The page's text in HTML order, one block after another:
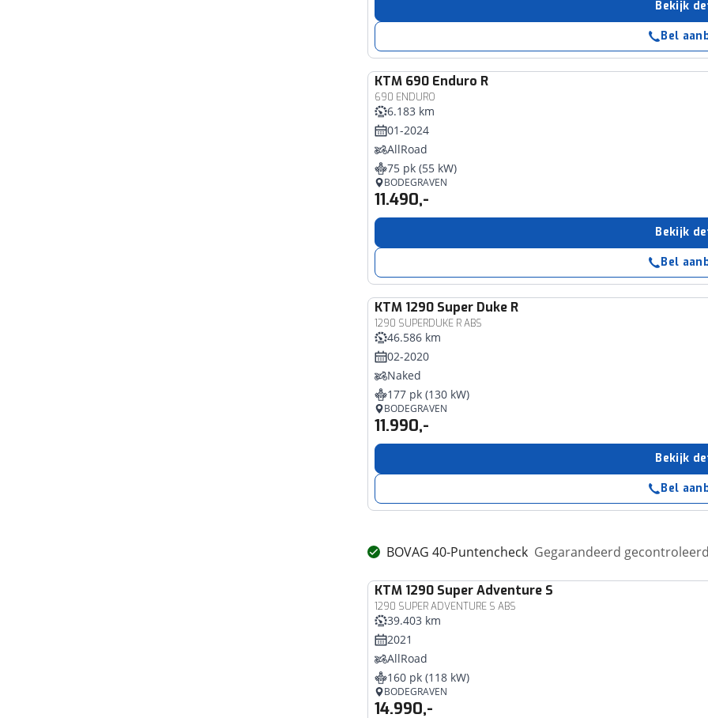
Bekijk
Bel
KTM 690 Enduro R
690 ENDURO
6.183 km
01-2024
AllRoad
75 pk (55 kW)
BODEGRAVEN
11.490,-
Bekijk
Bel
KTM 1290 Super Duke R
1290 SUPERDUKE R ABS
46.586 km
02-2020
Naked
177 pk (130 kW)
BODEGRAVEN
11.990,-
Bekijk
Bel
BOVAG 40-Puntencheck Gegarandeerd
KTM 1290 Super Adventure S
1290 SUPER ADVENTURE S ABS
39.403 km
2021
AllRoad
160 pk (118 kW)
BODEGRAVEN
14.990,-